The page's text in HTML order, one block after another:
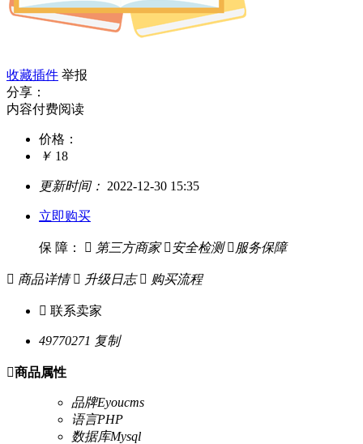
收藏插件 举报
分享：
内容付费阅读
价格：
￥ 18
更新时间： 2022-12-30 15:35
立即购买
保 障：  第三方商家  安全检测  服务保障
 商品详情  升级日志  购买流程
 联系卖家
49770271 复制
商品属性
品牌Eyoucms
语言PHP
数据库Mysql